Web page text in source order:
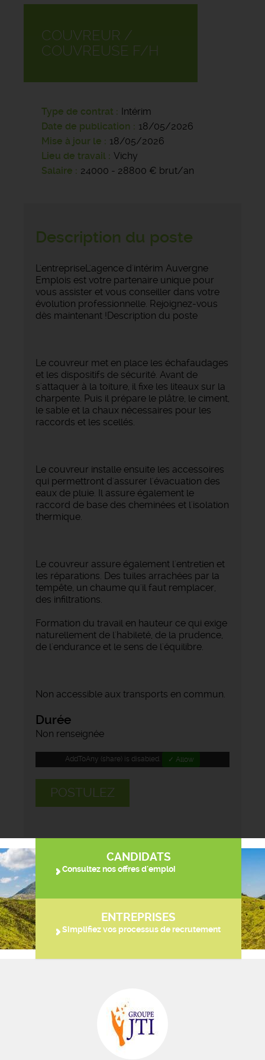
COUVREUR /
COUVREUSE F/H
Type de contrat
Intérim
Date de publication
18/05/2026
Mise à jour le
18/05/2026
Lieu de travail
Vichy
Salaire
24000 - 28800 € brut/an
Description du poste
L'entrepriseL'agence d'intérim Auvergne
Emplois est votre partenaire unique pour
vous assister et vous conseiller dans votre
évolution professionnelle. Rejoignez-vous
dès maintenant !Description du poste
Le couvreur met en place les échafaudages
et les dispositifs de sécurité. Avant de
s'attaquer à la toiture, il fixe les liteaux sur la
charpente. Puis il prépare le plâtre, le ciment,
le sable et la chaux nécessaires pour les
raccords et les scellés.
Le couvreur installe ensuite les accessoires
qui permettront d'assurer l'évacuation des
eaux de pluie. Il assure également le
raccord de base des cheminées et l'isolation
thermique.
Le couvreur assure également l'entretien et
les réparations. Des tuiles arrachées par la
tempête, un chaume qu'il faut remplacer,
des infiltrations.
Formation du travail en hauteur ce qui exige
naturellement de l'habileté, de la prudence,
de l'endurance et le sens de l'équilibre.
Non accessible aux transports en commun.
Durée
Non renseignée
AddToAny (share) is disabled. ✓ Allow
POSTULEZ
CANDIDATS
Consultez nos offres d'emploi
ENTREPRISES
Simplifiez vos processus de recrutement